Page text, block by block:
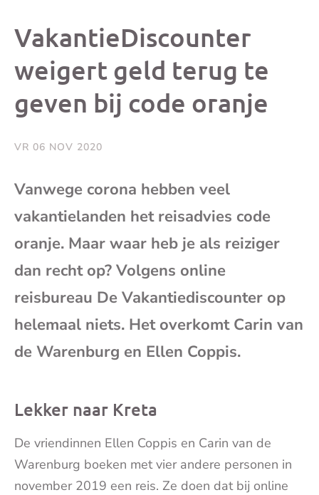
op
bericht
op op
VakantieDiscounter
weigert geld terug te
geven bij code oranje
VR 06 NOV 2020
Vanwege corona hebben veel
vakantielanden het reisadvies code
oranje. Maar waar heb je als reiziger
dan recht op? Volgens online
reisbureau De Vakantiediscounter op
helemaal niets. Het overkomt Carin van
de Warenburg en Ellen Coppis.
Lekker naar Kreta
De vriendinnen Ellen Coppis en Carin van de
Warenburg boeken met vier andere personen in
november 2019 een reis. Ze doen dat bij online